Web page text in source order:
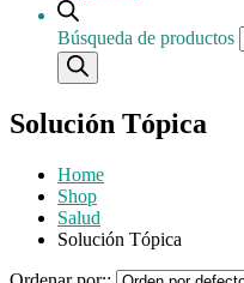
Búsqueda de productos
Solución Tópica
Home
Shop
Salud
Solución Tópica